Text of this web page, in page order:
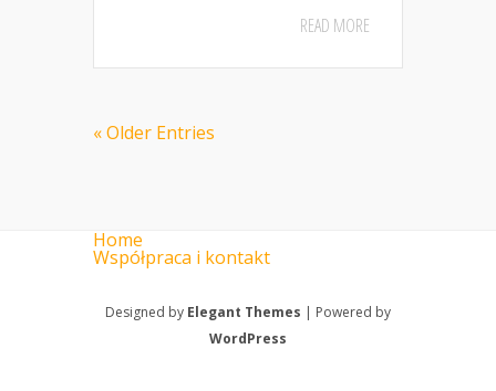
READ MORE
« Older Entries
Home
Współpraca i kontakt
Designed by Elegant Themes | Powered by
WordPress